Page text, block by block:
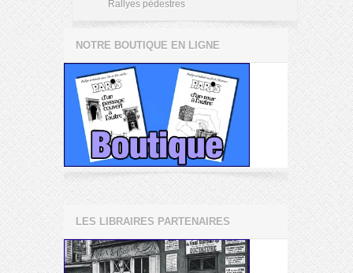
Rallyes pédestres
NOTRE BOUTIQUE EN LIGNE
LES LIBRAIRES PARTENAIRES